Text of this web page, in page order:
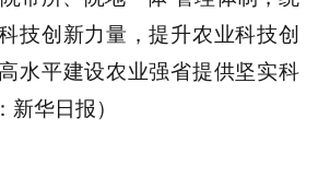
技创新力量，提升农业科技创
水平建设农业强省提供坚实科
华日报）